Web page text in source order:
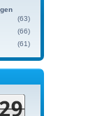
(63)
(66)
(61)